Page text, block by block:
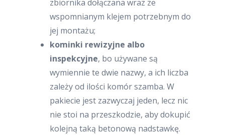
zbiornika dołączana wraz ze
wspomnianym klejem potrzebnym do
jej montażu;
kominki rewizyjne albo
inspekcyjne, bo używane są
wymiennie te dwie nazwy, a ich liczba
zależy od ilości komór szamba. W
pakiecie jest zazwyczaj jeden, lecz nic
nie stoi na przeszkodzie, aby dokupić
kolejną taką betonową nadstawkę.